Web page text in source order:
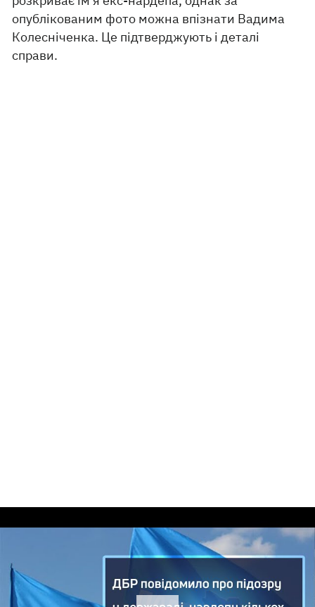
опублікованим фото можна впізнати Вадима
Колесніченка. Це підтверджують і деталі
справи.